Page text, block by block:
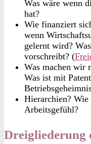
Was wäre wenn
hat?
Wie finanziert
wenn
gelernt wird?
vorschreibt? (
Was machen wir
Was ist mit
Hierarchien? Wie
Arbeitsgefühl?
Dreigliederung